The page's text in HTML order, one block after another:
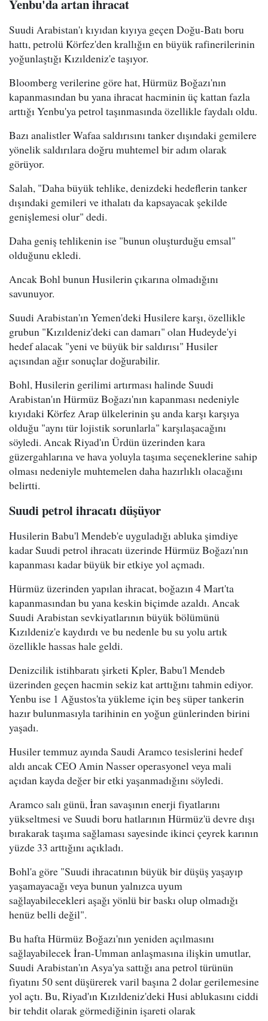
Yenbu'da artan ihracat
Suudi Arabistan'ı kıyıdan kıyıya geçen Doğu-Batı boru
hattı, petrolü Körfez'den krallığın en büyük rafinerilerinin
yoğunlaştığı Kızıldeniz'e taşıyor.
Bloomberg verilerine göre hat, Hürmüz Boğazı'nın
kapanmasından bu yana ihracat hacminin üç kattan fazla
arttığı Yenbu'ya petrol taşınmasında özellikle faydalı oldu.
Bazı analistler Wafaa saldırısını tanker dışındaki gemilere
yönelik saldırılara doğru muhtemel bir adım olarak
görüyor.
Salah, "Daha büyük tehlike, denizdeki hedeflerin tanker
dışındaki gemileri ve ithalatı da kapsayacak şekilde
genişlemesi olur" dedi.
Daha geniş tehlikenin ise "bunun oluşturduğu emsal"
olduğunu ekledi.
Ancak Bohl bunun Husilerin çıkarına olmadığını
savunuyor.
Suudi Arabistan'ın Yemen'deki Husilere karşı, özellikle
grubun "Kızıldeniz'deki can damarı" olan Hudeyde'yi
hedef alacak "yeni ve büyük bir saldırısı" Husiler
açısından ağır sonuçlar doğurabilir.
Bohl, Husilerin gerilimi artırması halinde Suudi
Arabistan'ın Hürmüz Boğazı'nın kapanması nedeniyle
kıyıdaki Körfez Arap ülkelerinin şu anda karşı karşıya
olduğu "aynı tür lojistik sorunlarla" karşılaşacağını
söyledi. Ancak Riyad'ın Ürdün üzerinden kara
güzergahlarına ve hava yoluyla taşıma seçeneklerine sahip
olması nedeniyle muhtemelen daha hazırlıklı olacağını
belirtti.
Suudi petrol ihracatı düşüyor
Husilerin Babu'l Mendeb'e uyguladığı abluka şimdiye
kadar Suudi petrol ihracatı üzerinde Hürmüz Boğazı'nın
kapanması kadar büyük bir etkiye yol açmadı.
Hürmüz üzerinden yapılan ihracat, boğazın 4 Mart'ta
kapanmasından bu yana keskin biçimde azaldı. Ancak
Suudi Arabistan sevkiyatlarının büyük bölümünü
Kızıldeniz'e kaydırdı ve bu nedenle bu su yolu artık
özellikle hassas hale geldi.
Denizcilik istihbaratı şirketi Kpler, Babu'l Mendeb
üzerinden geçen hacmin sekiz kat arttığını tahmin ediyor.
Yenbu ise 1 Ağustos'ta yükleme için beş süper tankerin
hazır bulunmasıyla tarihinin en yoğun günlerinden birini
yaşadı.
Husiler temmuz ayında Saudi Aramco tesislerini hedef
aldı ancak CEO Amin Nasser operasyonel veya mali
açıdan kayda değer bir etki yaşanmadığını söyledi.
Aramco salı günü, İran savaşının enerji fiyatlarını
yükseltmesi ve Suudi boru hatlarının Hürmüz'ü devre dışı
bırakarak taşıma sağlaması sayesinde ikinci çeyrek karının
yüzde 33 arttığını açıkladı.
Bohl'a göre "Suudi ihracatının büyük bir düşüş yaşayıp
yaşamayacağı veya bunun yalnızca uyum
sağlayabilecekleri aşağı yönlü bir baskı olup olmadığı
henüz belli değil".
Bu hafta Hürmüz Boğazı'nın yeniden açılmasını
sağlayabilecek İran-Umman anlaşmasına ilişkin umutlar,
Suudi Arabistan'ın Asya'ya sattığı ana petrol türünün
fiyatını 50 sent düşürerek varil başına 2 dolar gerilemesine
yol açtı. Bu, Riyad'ın Kızıldeniz'deki Husi ablukasını ciddi
bir tehdit olarak görmediğinin işareti olarak